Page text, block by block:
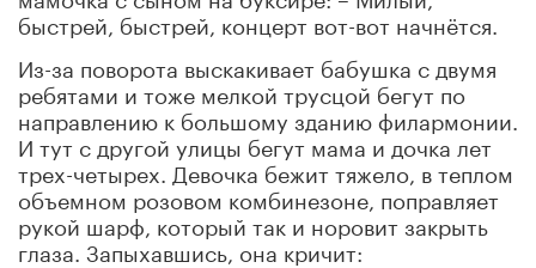
быстрей, быстрей, концерт вот-вот начнётся.
Из-за поворота выскакивает бабушка с двумя
ребятами и тоже мелкой трусцой бегут по
направлению к большому зданию филармонии.
И тут с другой улицы бегут мама и дочка лет
трех-четырех. Девочка бежит тяжело, в теплом
объемном розовом комбинезоне, поправляет
рукой шарф, который так и норовит закрыть
глаза. Запыхавшись, она кричит: